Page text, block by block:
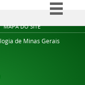
MAPA DO SITE
Simplifique!
Comunica BR
de Minas Gerais